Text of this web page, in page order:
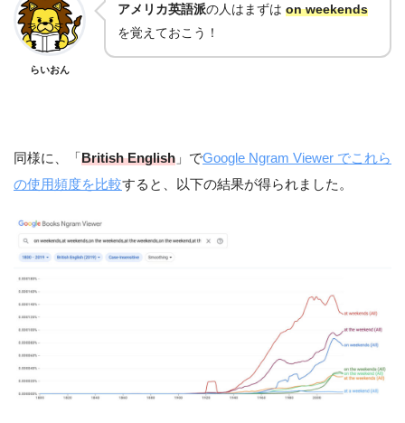
らいおん
アメリカ英語派の人はまずは on weekends
を覚えておこう！
同様に、「British English 」でGoogle Ngram Viewer でこれら
の使用頻度を比較すると、以下の結果が得られました。